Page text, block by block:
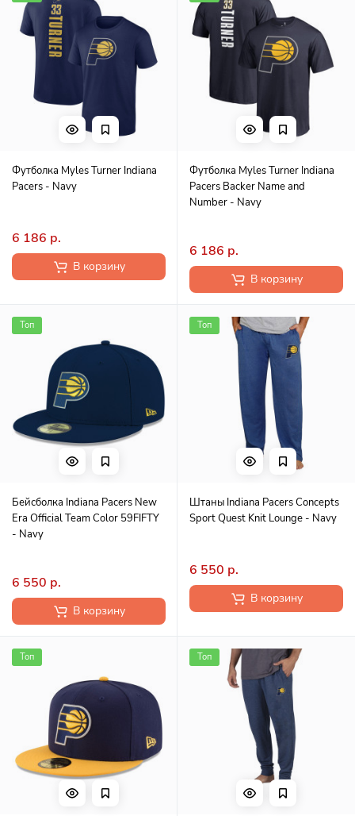
Футболка Myles Turner Indiana
Pacers - Navy
6 186 р.
В корзину
Футболка Myles Turner Indiana
Pacers Backer Name and
Number - Navy
6 186 р.
В корзину
Топ
Бейсболка Indiana Pacers New
Era Official Team Color 59FIFTY
- Navy
6 550 р.
В корзину
Топ
Штаны Indiana Pacers Concepts
Sport Quest Knit Lounge - Navy
6 550 р.
В корзину
Топ Топ